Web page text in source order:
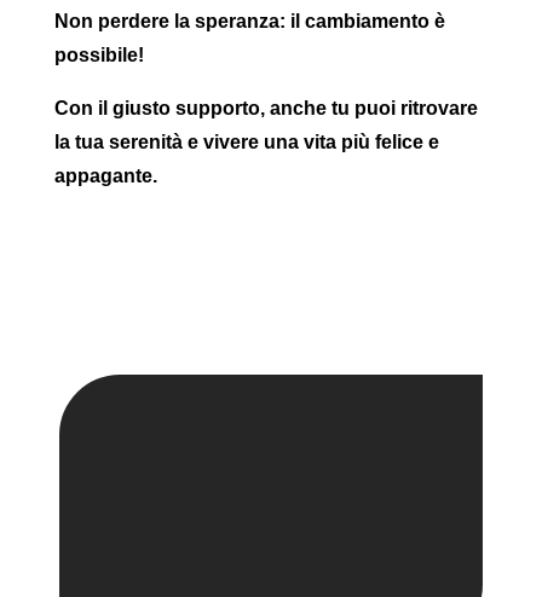
Non perdere la speranza: il cambiamento è
possibile!
Con il giusto supporto, anche tu puoi ritrovare
la tua serenitàe vivere una vita più felice e
appagante.